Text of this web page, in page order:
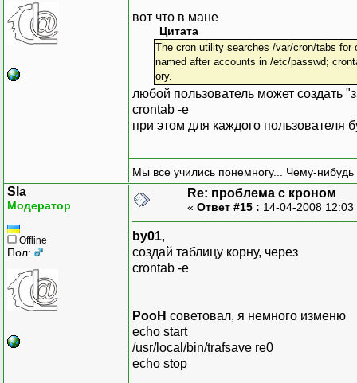
вот что в мане
Цитата
The cron utility searches /var/cron/tabs for
named after accounts in /etc/passwd;
ory.
любой пользователь может создать
crontab -e
при этом для каждого пользователя
Мы все учились понемногу... Чему-нибудь
Sla
Модератор
Offline
Пол:
Re: проблема с кроном
« Ответ #15 : 14-04-2008
by01,
создай таблицу корну, через
crontab -e
PooH советовал, я немного изменю
echo start
/usr/local/bin/trafsave re0
echo stop